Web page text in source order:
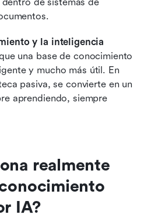
de sistemas de
y la inteligencia
una base de conocimiento
y mucho más útil. En
pasiva, se convierte en un
aprendiendo, siempre
realmente
IA?